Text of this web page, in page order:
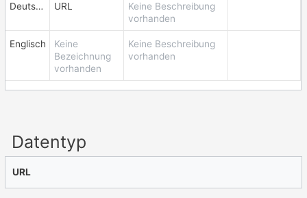
Deutsch URL
Keine Beschreibung
vorhanden
Englisch
Keine
Bezeichnung
vorhanden
Keine Beschreibung
vorhanden
Datentyp
URL